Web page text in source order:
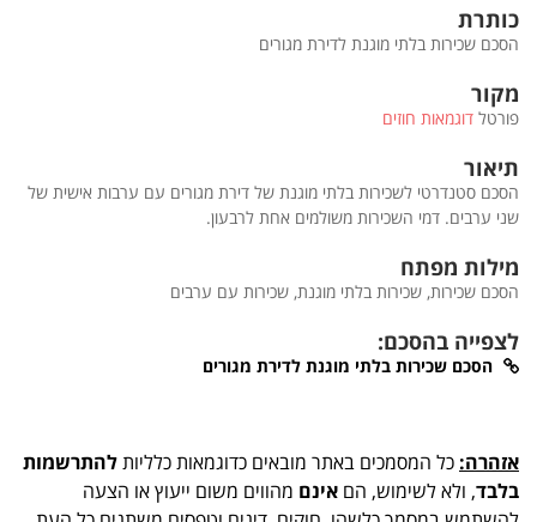
כותרת
הסכם שכירות בלתי מוגנת לדירת מגורים
מקור
פורטל דוגמאות חוזים
תיאור
הסכם סטנדרטי לשכירות בלתי מוגנת של דירת מגורים עם ערבות אישית של
שני ערבים. דמי השכירות משולמים אחת לרבעון.
מילות מפתח
הסכם שכירות, שכירות בלתי מוגנת, שכירות עם ערבים
לצפייה בהסכם:
הסכם שכירות בלתי מוגנת לדירת מגורים
אזהרה: כל המסמכים באתר מובאים כדוגמאות כלליותלהתרשמות
בלבד, ולא לשימוש, הם אינם מהווים משום ייעוץ או הצעה